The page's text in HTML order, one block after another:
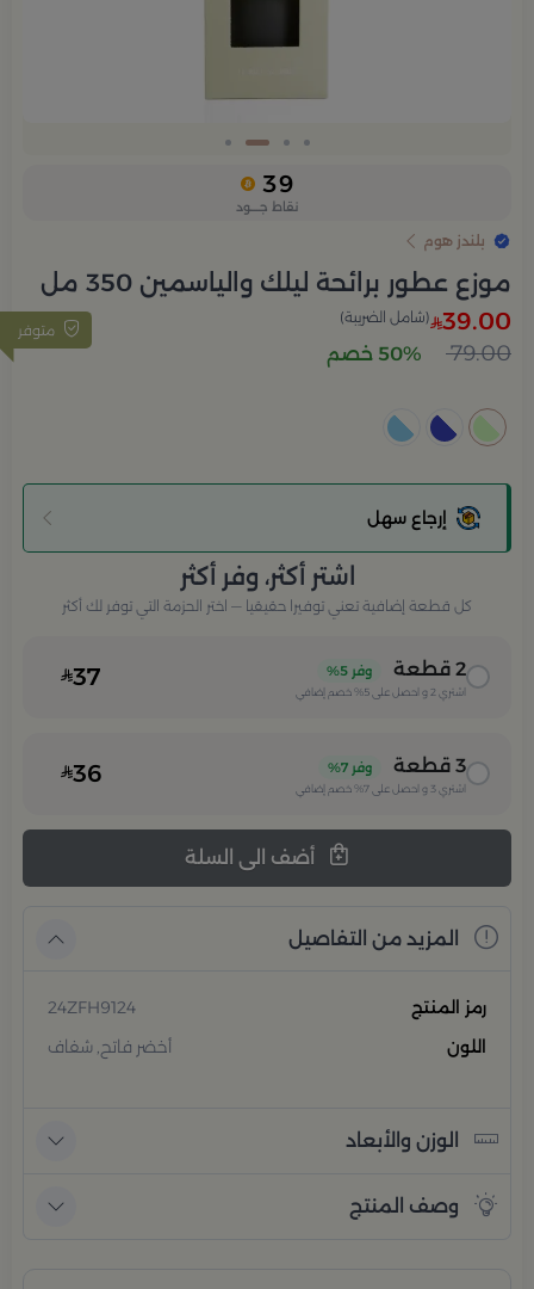
39
نقاط جــــود
بلندز هوم
موزع عطور برائحة ليلك والياسمين 350 مل
متوفر 39.00 (شامل الضريبة)
79.00 50% خصم
إرجاع سهل
اشتر أكثر، وفر أكثر
كل قطعة إضافية تعني توفيرا حقيقيا — اختر الحزمة التي توفر لك أكثر
2 قطعة وفر 5%
اشتري 2 و احصل على 5% خصم إضافي 37
3 قطعة وفر 7%
اشتري 3 و احصل على 7% خصم إضافي 36
المزيد من التفاصيل
رمز المنتج
24ZFH9124
اللون
أخضر فاتح, شفاف
الوزن والأبعاد
وصف المنتج